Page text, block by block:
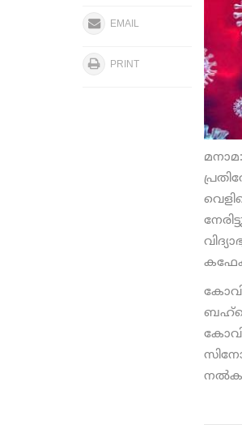
EMAIL
PRINT